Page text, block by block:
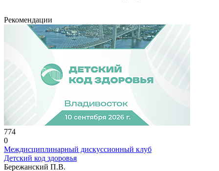
Рекомендации
774
0
Междисциплинарный дискуссионный клуб
Детский код здоровья
Бережанский П.В.